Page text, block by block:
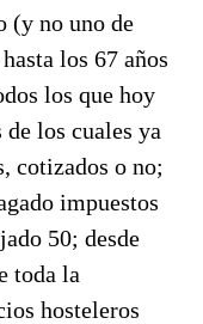
(y no uno de
los 67 años
los que hoy
de los cuales ya
cotizados o no;
impuestos
50; desde
toda la
hosteleros